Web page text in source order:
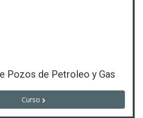
Pozos de Petroleo y Gas
Curso